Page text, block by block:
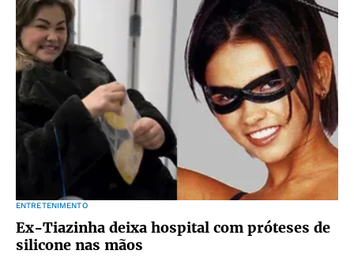
ENTRETENIMENTO
Ex-Tiazinha deixa hospital com próteses de
silicone nas mãos